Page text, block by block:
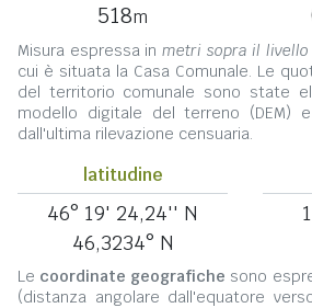
518m
Misura espressa in metri sopra il livello
cui è situata la Casa Comunale. Le
del territorio comunale sono state
modello digitale del terreno (DEM)
dall'ultima rilevazione censuaria.
latitudine
46° 19' 24,24'' N
46,3234° N
Le coordinate geografiche sono
(distanza angolare dall'equatore